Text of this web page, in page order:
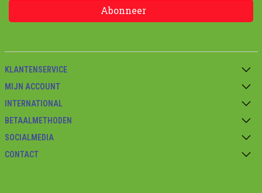
Abonneer
KLANTENSERVICE
MIJN ACCOUNT
INTERNATIONAL
BETAALMETHODEN
SOCIALMEDIA
CONTACT